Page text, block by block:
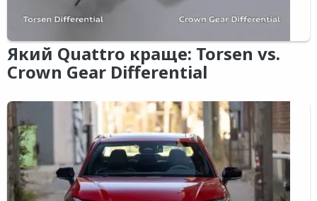
Який Quattro краще: Torsen vs.
Crown Gear Differential